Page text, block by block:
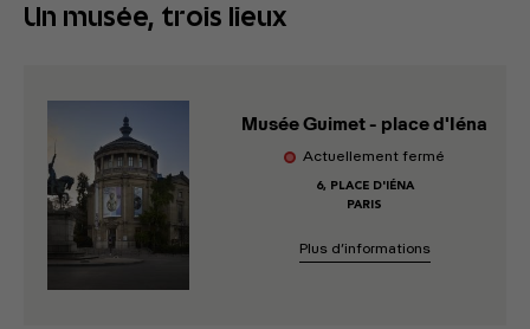
Un musée, trois lieux
Musée Guimet - place d'Iéna
Actuellement fermé
6, PLACE D'IÉNA
PARIS
Plus d’informations